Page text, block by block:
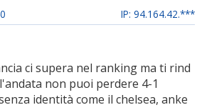
IP: 94.164.42.***
ci supera nel ranking ma ti rind
non puoi perdere 4-1
identità come il chelsea, anke